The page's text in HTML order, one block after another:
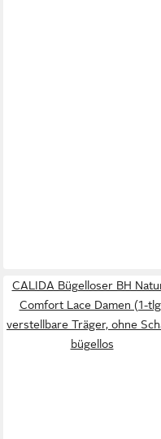
CALIDA Bügelloser BH
Comfort Lace Damen (1-
verstellbare Träger, ohne
bügellos